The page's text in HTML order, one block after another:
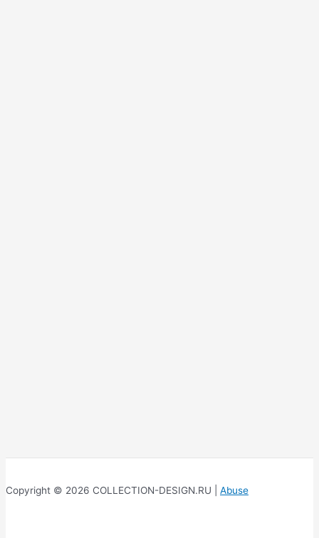
Copyright © 2026 COLLECTION-DESIGN.RU | Abuse